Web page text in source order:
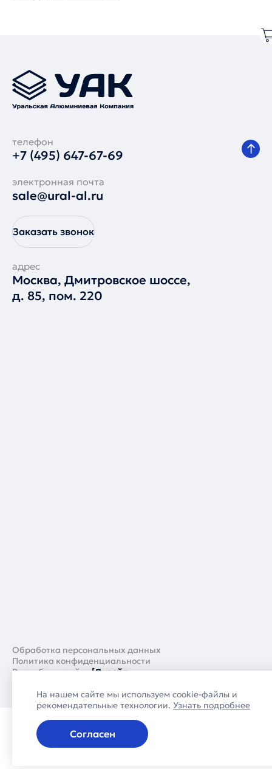
телефон
+7 (495) 647-67-69
электронная почта
sale@ural-al.ru
Заказать звонок
адрес
Москва, Дмитровское шоссе,
д. 85, пом. 220
Обработка персональных данных
Политика конфиденциальности
Разработка сайта[Дивейд
На нашем сайте мы используем cookie-файлы и
рекомендательные технологии. Узнать подробнее
Согласен